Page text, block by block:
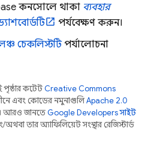
কনসোলে থাকা ব্যবহার
পর্যবেক্ষণ করুন।
চেকলিস্টটিপর্যালোচনা
কন্টেন্টCreative Commons
এবং কোডের নমুনাগুলিApache 2.0
আরও জানতে,Google Developers সাইট
তার অ্যাফিলিয়েট সংস্থার রেজিস্টার্ড